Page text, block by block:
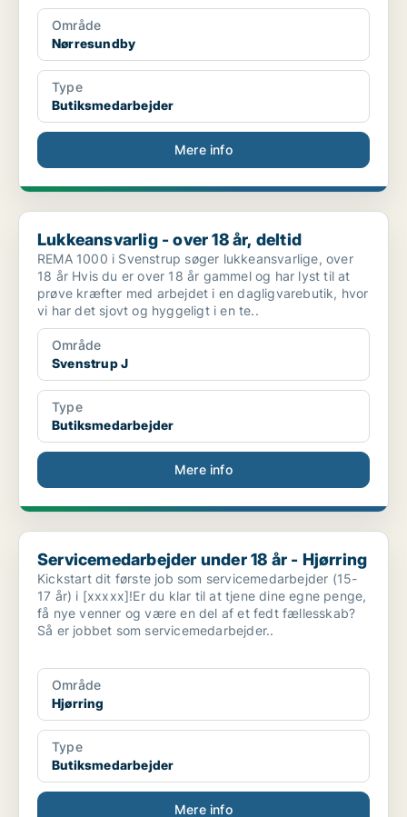
Område
Nørresundby
Type
Butiksmedarbejder
Mere info
Lukkeansvarlig - over 18 år, deltid
Lukkeansvarlig - over 18 år, deltid
REMA 1000 i Svenstrup søger lukkeansvarlige, over
18 år Hvis du er over 18 år gammel og har lyst til at
prøve kræfter med arbejdet i en dagligvarebutik, hvor
vi har det sjovt og hyggeligt i en te..
Område
Svenstrup J
Type
Butiksmedarbejder
Mere info
Servicemedarbejder under 18 år - Hjørring
Servicemedarbejder under 18 år - Hjørring
Kickstart dit første job som servicemedarbejder (15-
17 år) i [xxxxx]!Er du klar til at tjene dine egne penge,
få nye venner og være en del af et fedt fællesskab?
Så er jobbet som servicemedarbejder..
Område
Hjørring
Type
Butiksmedarbejder
Mere info